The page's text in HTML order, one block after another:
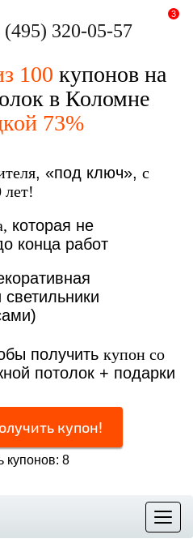
(495) 320-05-57
3
100 купонов на
в Коломне
73%
, «под ключ», с
лет!
которая не
конца работ
светильники
получить купон со
потолок + подарки
купон!
купонов: 8
Меню